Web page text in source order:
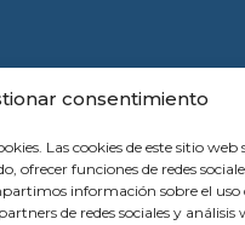
consentimiento
Las cookies de este sitio web
ofrecer funciones de redes
información sobre el uso
de redes sociales y análisis